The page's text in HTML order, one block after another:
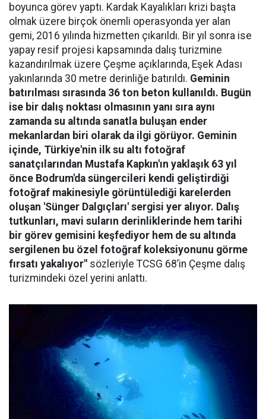
boyunca görev yaptı. Kardak Kayalıkları krizi başta
olmak üzere birçok önemli operasyonda yer alan
gemi, 2016 yılında hizmetten çıkarıldı. Bir yıl sonra ise
yapay resif projesi kapsamında dalış turizmine
kazandırılmak üzere Çeşme açıklarında, Eşek Adası
yakınlarında 30 metre derinliğe batırıldı. Geminin
batırılması sırasında 36 ton beton kullanıldı. Bugün
ise bir dalış noktası olmasının yanı sıra aynı
zamanda su altında sanatla buluşan ender
mekanlardan biri olarak da ilgi görüyor. Geminin
içinde, Türkiye'nin ilk su altı fotoğraf
sanatçılarından Mustafa Kapkın'ın yaklaşık 63 yıl
önce Bodrum'da süngercileri kendi geliştirdiği
fotoğraf makinesiyle görüntülediği karelerden
oluşan 'Sünger Dalgıçları' sergisi yer alıyor. Dalış
tutkunları, mavi suların derinliklerinde hem tarihi
bir görev gemisini keşfediyor hem de su altında
sergilenen bu özel fotoğraf koleksiyonunu görme
fırsatı yakalıyor" sözleriyle TCSG 68’in Çeşme dalış
turizmindeki özel yerini anlattı.